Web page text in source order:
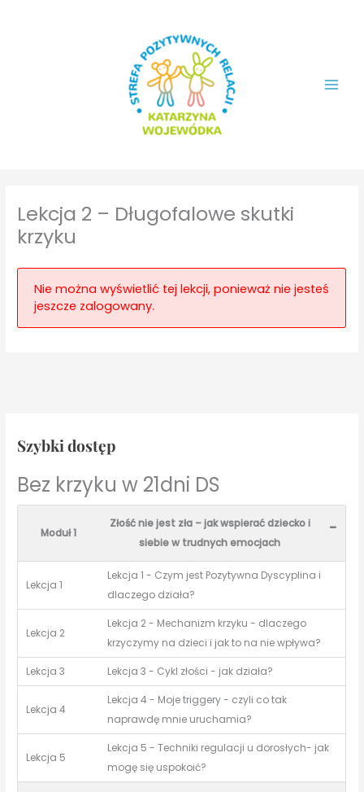
Szybki dostęp
Bez krzyku w 21dni DS
Moduł 1
Złość nie jest zła – jak wspierać dziecko i
siebie w trudnych emocjach
-
Lekcja 1
Lekcja 1 - Czym jest Pozytywna Dyscyplina i
dlaczego działa?
Lekcja 2
Lekcja 2 - Mechanizm krzyku - dlaczego
krzyczymy na dzieci i jak to na nie wpływa?
Lekcja 3 Lekcja 3 - Cykl złości - jak działa?
Lekcja 4
Lekcja 4 - Moje triggery - czyli co tak
naprawdę mnie uruchamia?
Lekcja 5
Lekcja 5 - Techniki regulacji u dorosłych- jak
mogę się uspokoić?
Lekcja 2 – Długofalowe skutki
krzyku
Nie można wyświetlić tej lekcji, ponieważ nie jesteś
jeszcze zalogowany.